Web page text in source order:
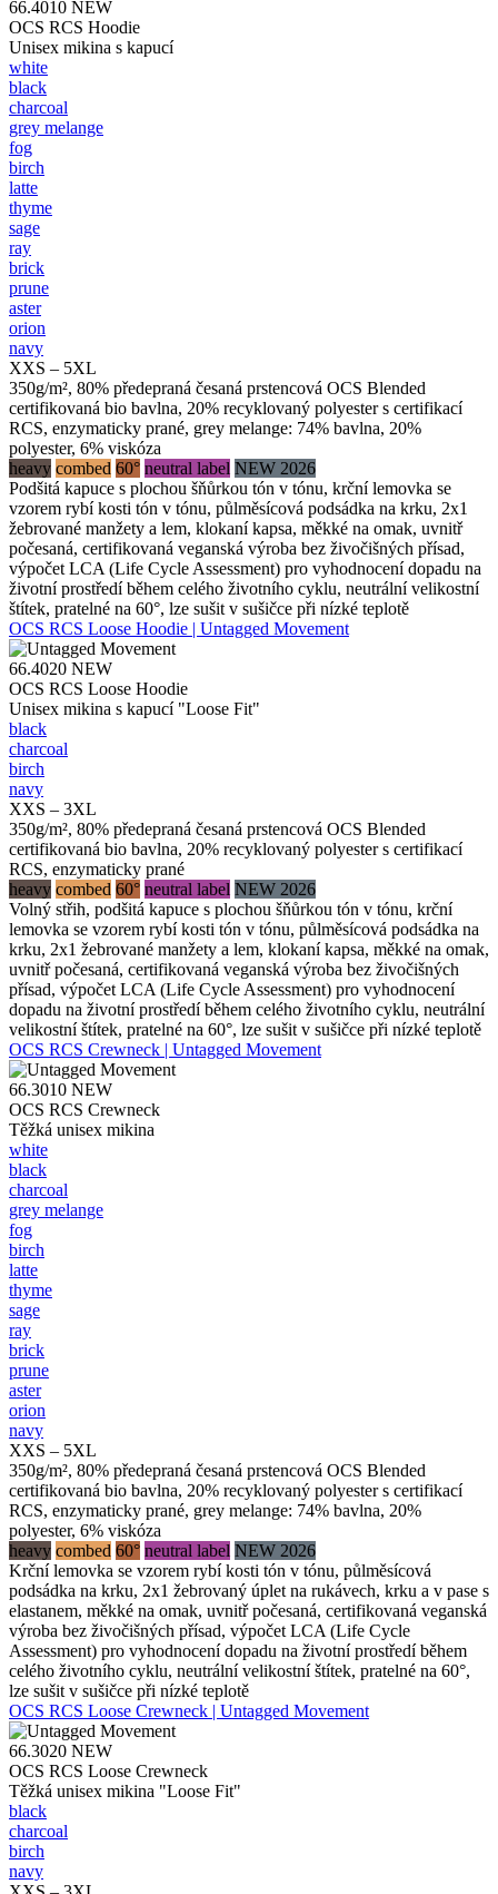
66.4010 NEW
OCS RCS Hoodie
Unisex mikina s kapucí
white
black
charcoal
grey melange
fog
birch
latte
thyme
sage
ray
brick
prune
aster
orion
navy
XXS – 5XL
350g/m², 80% předepraná česaná prstencová OCS Blended
certifikovaná bio bavlna, 20% recyklovaný polyester s certifikací
RCS, enzymaticky prané, grey melange: 74% bavlna, 20%
polyester, 6% viskóza
heavy combed 60° neutral label NEW 2026
Podšitá kapuce s plochou šňůrkou tón v tónu, krční lemovka se
vzorem rybí kosti tón v tónu, půlměsícová podsádka na krku, 2x1
žebrované manžety a lem, klokaní kapsa, měkké na omak, uvnitř
počesaná, certifikovaná veganská výroba bez živočišných přísad,
výpočet LCA (Life Cycle Assessment) pro vyhodnocení dopadu na
životní prostředí během celého životního cyklu, neutrální velikostní
štítek, pratelné na 60°, lze sušit v sušičce při nízké teplotě
OCS RCS Loose Hoodie | Untagged Movement
66.4020 NEW
OCS RCS Loose Hoodie
Unisex mikina s kapucí "Loose Fit"
black
charcoal
birch
navy
XXS – 3XL
350g/m², 80% předepraná česaná prstencová OCS Blended
certifikovaná bio bavlna, 20% recyklovaný polyester s certifikací
RCS, enzymaticky prané
heavy combed 60° neutral label NEW 2026
Volný střih, podšitá kapuce s plochou šňůrkou tón v tónu, krční
lemovka se vzorem rybí kosti tón v tónu, půlměsícová podsádka na
krku, 2x1 žebrované manžety a lem, klokaní kapsa, měkké na omak,
uvnitř počesaná, certifikovaná veganská výroba bez živočišných
přísad, výpočet LCA (Life Cycle Assessment) pro vyhodnocení
dopadu na životní prostředí během celého životního cyklu, neutrální
velikostní štítek, pratelné na 60°, lze sušit v sušičce při nízké teplotě
OCS RCS Crewneck | Untagged Movement
66.3010 NEW
OCS RCS Crewneck
Těžká unisex mikina
white
black
charcoal
grey melange
fog
birch
latte
thyme
sage
ray
brick
prune
aster
orion
navy
XXS – 5XL
350g/m², 80% předepraná česaná prstencová OCS Blended
certifikovaná bio bavlna, 20% recyklovaný polyester s certifikací
RCS, enzymaticky prané, grey melange: 74% bavlna, 20%
polyester, 6% viskóza
heavy combed 60° neutral label NEW 2026
Krční lemovka se vzorem rybí kosti tón v tónu, půlměsícová
podsádka na krku, 2x1 žebrovaný úplet na rukávech, krku a v pase s
elastanem, měkké na omak, uvnitř počesaná, certifikovaná veganská
výroba bez živočišných přísad, výpočet LCA (Life Cycle
Assessment) pro vyhodnocení dopadu na životní prostředí během
celého životního cyklu, neutrální velikostní štítek, pratelné na 60°,
lze sušit v sušičce při nízké teplotě
OCS RCS Loose Crewneck | Untagged Movement
66.3020 NEW
OCS RCS Loose Crewneck
Těžká unisex mikina "Loose Fit"
black
charcoal
birch
navy